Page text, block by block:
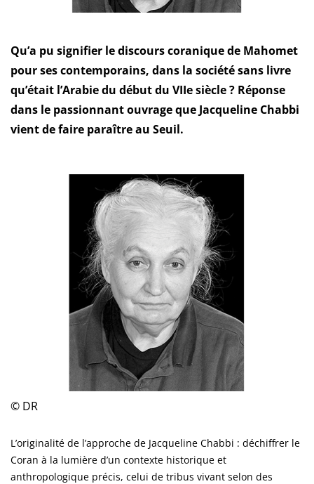
Qu’a pu signifier le discours coranique de Mahomet
pour ses contemporains, dans la société sans livre
qu’était l’Arabie du début du VIIe siècle ? Réponse
dans le passionnant ouvrage que Jacqueline Chabbi
vient de faire paraître au Seuil.
© DR
L’originalité de l’approche de Jacqueline Chabbi : déchiffrer le
Coran à la lumière d’un contexte historique et
anthropologique précis, celui de tribus vivant selon des